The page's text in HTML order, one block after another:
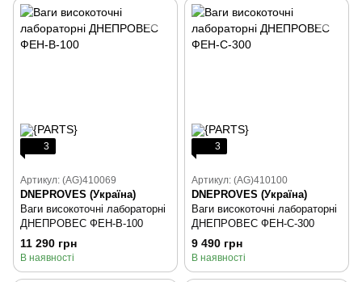
3
Артикул: (AG)410069
DNEPROVES (Україна)
Ваги високоточні лабораторні
ДНЕПРОВЕС ФЕН-В-100
11 290 грн
В наявності
3
Артикул: (AG)410100
DNEPROVES (Україна)
Ваги високоточні лабораторні
ДНЕПРОВЕС ФЕН-С-300
9 490 грн
В наявності